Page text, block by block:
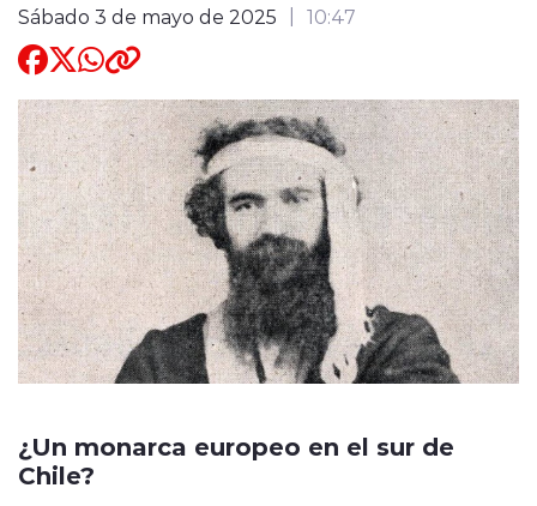
Sábado 3 de mayo de 2025 10:47
¿Un monarca europeo en el sur de
Chile?